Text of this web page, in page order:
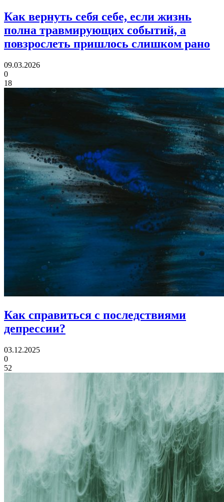
Как вернуть себя себе, если жизнь
полна травмирующих событий, а
повзрослеть пришлось слишком рано
09.03.2026
0
18
Как справиться с последствиями
депрессии?
03.12.2025
0
52